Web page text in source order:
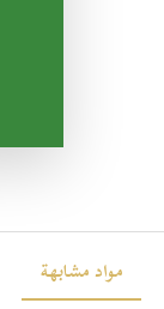
مواد مشابهة